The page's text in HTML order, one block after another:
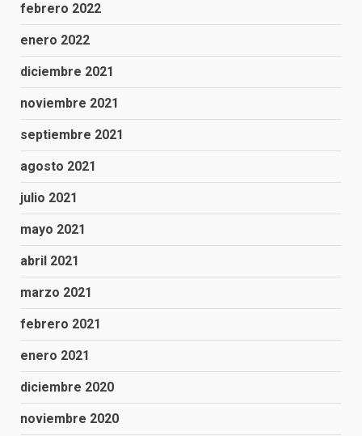
febrero 2022
enero 2022
diciembre 2021
noviembre 2021
septiembre 2021
agosto 2021
julio 2021
mayo 2021
abril 2021
marzo 2021
febrero 2021
enero 2021
diciembre 2020
noviembre 2020